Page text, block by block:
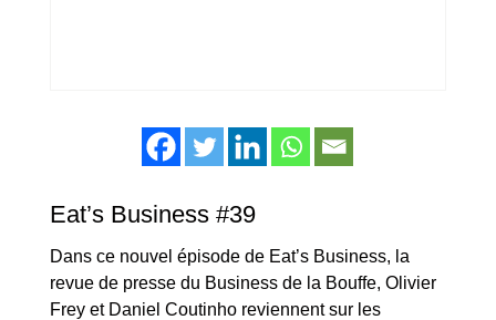
Eat’s Business #39
Dans ce nouvel épisode de Eat’s Business, la
revue de presse du Business de la Bouffe, Olivier
Frey et Daniel Coutinho reviennent sur les